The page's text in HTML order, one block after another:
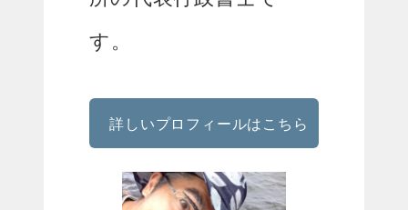
す。
詳しいプロフィールはこちら